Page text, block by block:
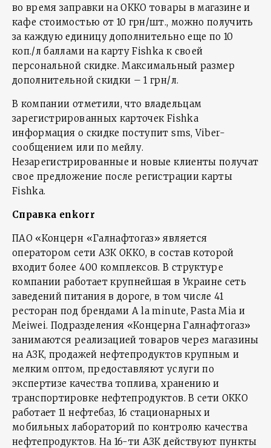
во время заправки на ОККО товары в магазине и
кафе стоимостью от 10 грн/шт., можно получить
за каждую единицу дополнительно еще по 10
коп./л баллами на карту Fishka к своей
персональной скидке. Максимальный размер
дополнительной скидки – 1 грн/л.
В компании отметили, что владельцам
зарегистрированных карточек Fishka
информация о скидке поступит sms, Viber-
сообщением или по мейлу.
Незарегистрированные и новые клиенты получат
свое предложение после регистрации карты
Fishka.
Справка enkorr
ПАО «Концерн «Галнафтогаз» является
оператором сети АЗК ОККО, в состав которой
входит более 400 комплексов. В структуре
компании работает крупнейшая в Украине сеть
заведений питания в дороге, в том числе 41
ресторан под брендами A la minute, Pasta Mia и
Meiwei. Подразделения «Концерна Галнафтогаз»
занимаются реализацией товаров через магазины
на АЗК, продажей нефтепродуктов крупным и
мелким оптом, предоставляют услуги по
экспертизе качества топлива, хранению и
транспортировке нефтепродуктов. В сети ОККО
работает 11 нефтебаз, 16 стационарных и
мобильных лабораторий по контролю качества
нефтепродуктов. На 16-ти АЗК действуют пункты